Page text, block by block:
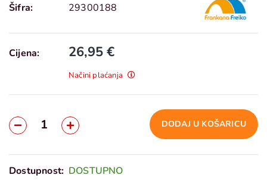
Šifra: 29300188
Cijena: 26,95 €
Načini plaćanja
DODAJ U KOŠARICU
Dostupnost: DOSTUPNO